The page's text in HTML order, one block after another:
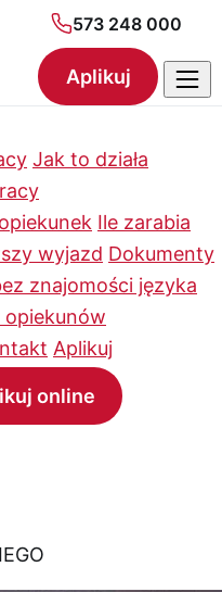
573 248 000
Aplikuj
Jak to działa
Ile zarabia
wyjazd Dokumenty
znajomości języka
opiekunów
Aplikuj
online